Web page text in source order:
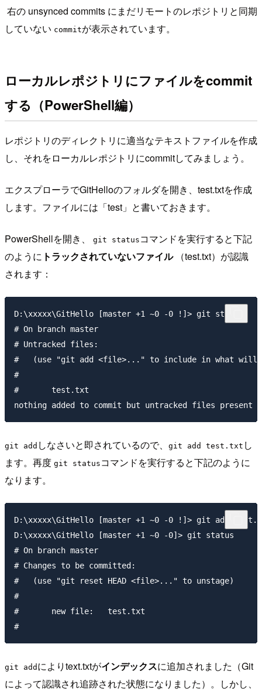
右の unsynced commits にまだリモートのレポジトリと同期
していない commitが表示されています。
ローカルレポジトリにファイルをcommit
する（PowerShell編）
レポジトリのディレクトリに適当なテキストファイルを作成
し、それをローカルレポジトリにcommitしてみましょう。
エクスプローラでGitHelloのフォルダを開き、test.txtを作成
します。ファイルには「test」と書いておきます。
PowerShellを開き、 git status コマンドを実行すると下記
のように トラックされていないファイル（test.txt）が認識
されます：
D:\xxxxx\GitHello [master +1 ~0 -0 !]> git status
# On branch master
# Untracked files:
#   (use "git add <file>..." to include in what will
#
#       test.txt
git add しなさいと即されているので、 git add test.txt し
ます。再度 git status コマンドを実行すると下記のように
なります。
D:\xxxxx\GitHello [master +1 ~0 -0 !]> git add
D:\xxxxx\GitHello [master +1 ~0 -0]> git status
# On branch master
# Changes to be committed:
#   (use "git reset HEAD <file>..." to unstage)
#
#       new file:   test.txt
git add によりtext.txtがインデックスに追加されました（Git
によって認識され追跡された状態になりました）。しかし、